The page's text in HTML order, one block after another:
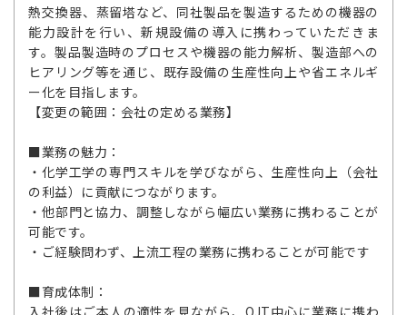
熱交換器、蒸留塔など、同社製品を製造するための機器の
能力設計を行い、新規設備の導入に携わっていただきま
す。製品製造時のプロセスや機器の能力解析、製造部への
ヒアリング等を通じ、既存設備の生産性向上や省エネルギ
ー化を目指します。
【変更の範囲：会社の定める業務】
■業務の魅力：
・化学工学の専門スキルを学びながら、生産性向上（会社
の利益）に貢献につながります。
・他部門と協力、調整しながら幅広い業務に携わることが
可能です。
・ご経験問わず、上流工程の業務に携わることが可能です
■育成体制：
入社後はご本人の適性を見ながら、OJT中心に業務に携わ